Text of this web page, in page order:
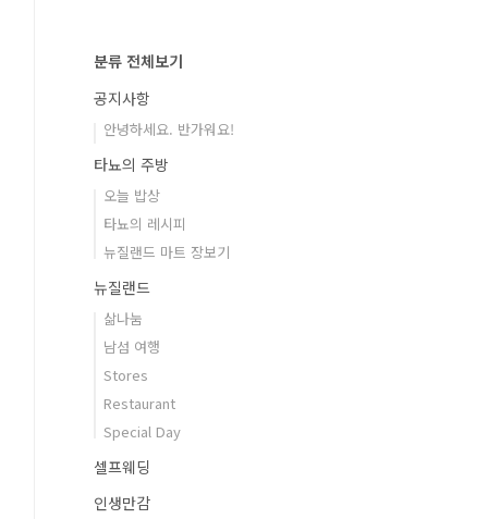
분류 전체보기
공지사항
안녕하세요. 반가워요!
타뇨의 주방
오늘 밥상
타뇨의 레시피
뉴질랜드 마트 장보기
뉴질랜드
삶나눔
남섬 여행
Stores
Restaurant
Special Day
셀프웨딩
인생만감